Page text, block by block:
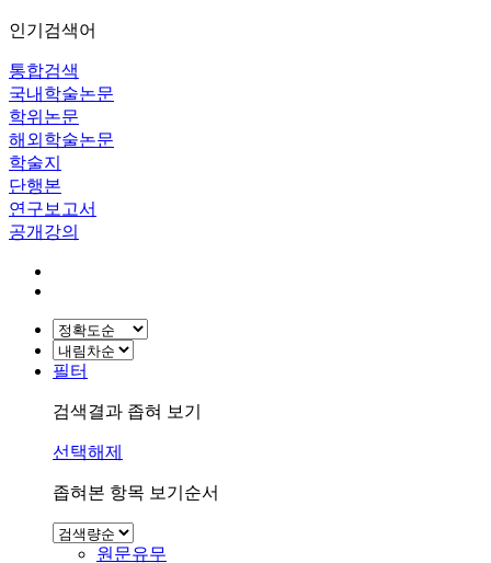
인기검색어
통합검색
국내학술논문
학위논문
해외학술논문
학술지
단행본
연구보고서
공개강의
필터
검색결과 좁혀 보기
선택해제
좁혀본 항목 보기순서
원문유무